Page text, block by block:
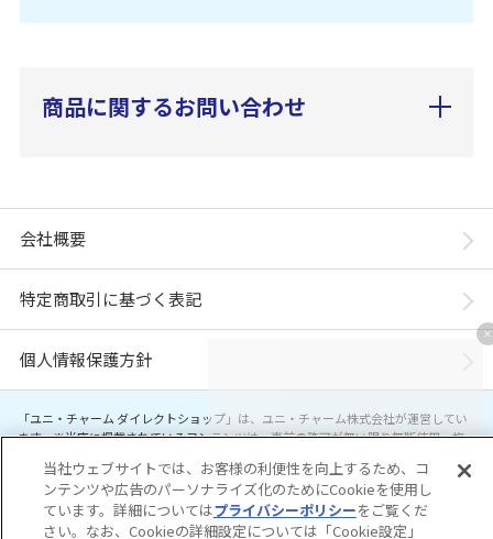
商品に関するお問い合わせ
会社概要
特定商取引に基づく表記
個人情報保護方針
Copyright© Unicharm Corporation
「ユニ・チャーム ダイレクトショップ」は、ユニ・チャーム株式会社が運営してい
ます。※当店に掲載されているコンテンツは、事前の許可が無い限り無断使用・複
当社ウェブサイトでは、お客様の利便性を向上するため、コ
ンテンツや広告のパーソナライズ化のためにCookieを使用し
ています。詳細についてはプライバシーポリシーをご覧くだ
さい。なお、Cookieの詳細設定については「Cookie設定」